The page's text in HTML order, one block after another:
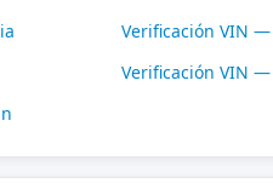
Verificación VIN
Verificación VIN